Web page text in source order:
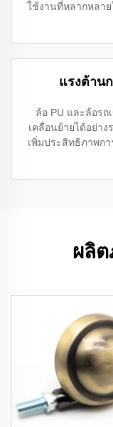
ใช้งานที่หลากหลา
แรงต้าน
ล้อ PU และล้อรถ
เคลื่อนย้ายได้อย่า
เพิ่มประสิทธิภาพก
ผลิ